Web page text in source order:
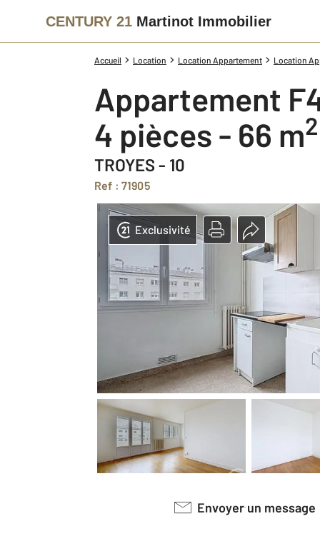
CENTURY 21 Martinot Immobilier
Accueil Location Location Appartement Location
Appartement
4 pièces - 66 m2
TROYES - 10
Ref : 71905
Exclusivité
Envoyer un message